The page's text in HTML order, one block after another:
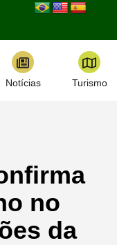
Notícias Turismo
no
da